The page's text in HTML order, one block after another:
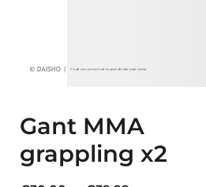
Gant MMA
grappling x2